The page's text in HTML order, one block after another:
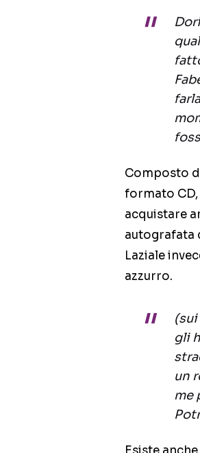
Composto
formato CD,
acquistare
autografata
Laziale
azzurro.
gli
un
me